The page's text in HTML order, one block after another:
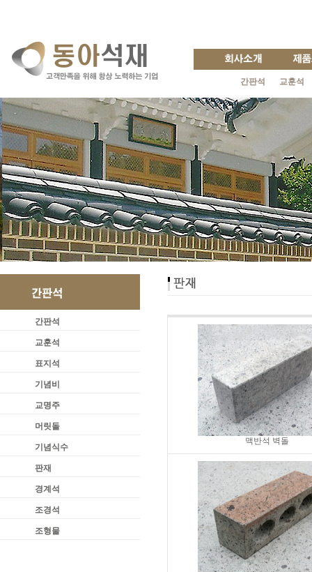
간판석 교훈석
간판석
교훈석
표지석
기념비
교명주
머릿돌
기념식수
판재
경계석
조경석
조형물
맥반석 벽돌